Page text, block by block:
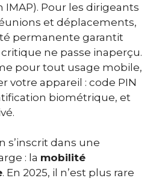
Pour les dirigeants
et déplacements,
permanente garantit
ne passe inaperçu.
pour tout usage mobile,
votre appareil : code PIN
biométrique, et
s’inscrit dans une
: la mobilité
. En 2025, il n’est plus rare